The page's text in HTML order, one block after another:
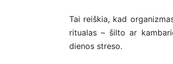
Tai reiškia, kad
ritualas – šilto ar
dienos streso.